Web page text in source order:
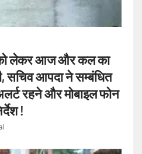
को लेकर आज और कल का
सचिव आपदा ने सम्बंधित
रहने और मोबाइल फोन
!